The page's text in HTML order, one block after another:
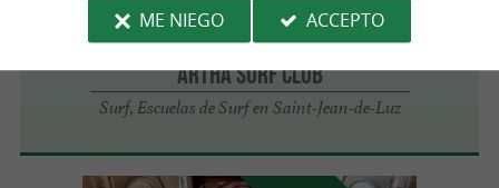
ARTHA SURF CLUB
Surf, Escuelas de Surf en Saint-Jean-de-Luz
ME NIEGO
ACCEPTO